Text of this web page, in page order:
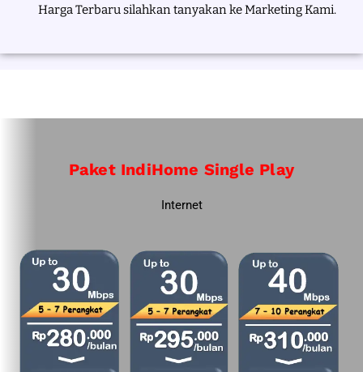
Harga Terbaru silahkan tanyakan ke Marketing Kami.
Paket IndiHome Single Play
Internet